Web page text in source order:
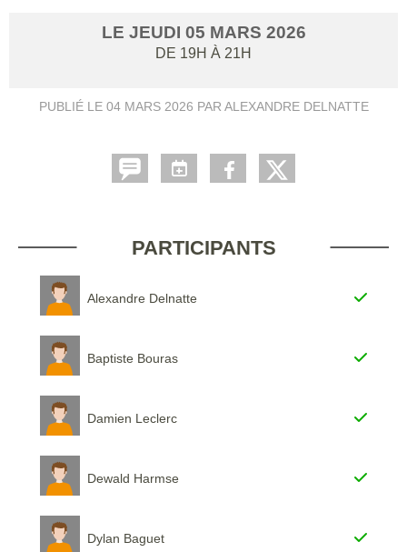
LE JEUDI 05 MARS 2026
DE 19H À 21H
PUBLIÉ LE 04 MARS 2026 PAR ALEXANDRE DELNATTE
PARTICIPANTS
Alexandre Delnatte
Baptiste Bouras
Damien Leclerc
Dewald Harmse
Dylan Baguet